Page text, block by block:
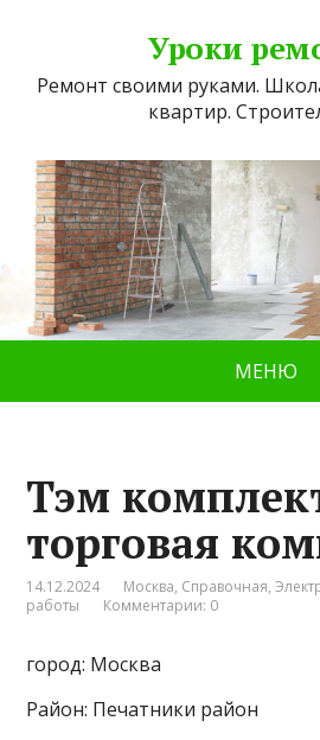
Уроки
Ремонт своими руками.
квартир.
МЕНЮ
Тэм
торговая
14.12.2024 Москва, Справочная,
работы
Комментарии: 0
город: Москва
Район: Печатники район